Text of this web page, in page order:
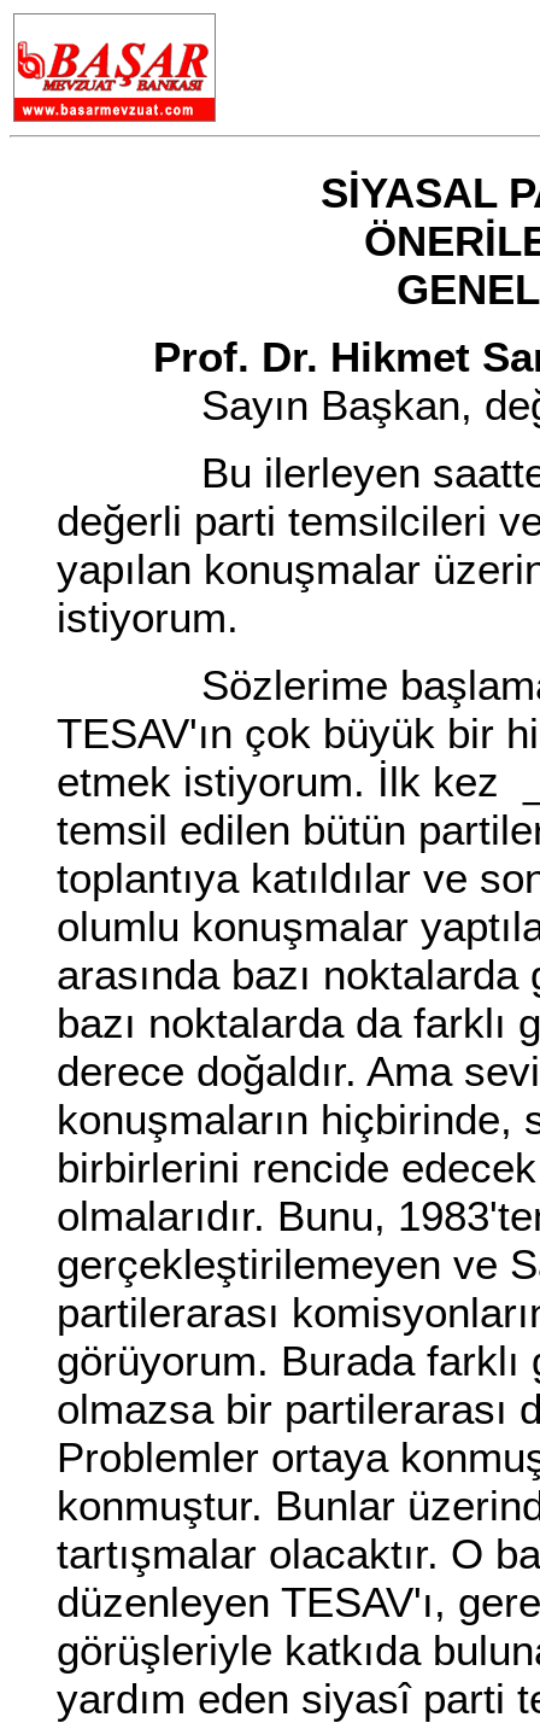
SİYASAL
GENEL
Prof. Dr. Hikmet
Sayın Başkan,
Bu ilerleyen saatte
değerli parti temsilcileri
yapılan konuşmalar
istiyorum.
Sözlerime
TESAV'ın çok büyük bir
etmek istiyorum. İlk kez
temsil edilen bütün
toplantıya katıldılar ve
olumlu konuşmalar
arasında bazı
bazı noktalarda da farklı
derece doğaldır. Ama
konuşmaların
birbirlerini rencide
olmalarıdır. Bunu,
gerçekleştirilemeyen ve
partilerarası
görüyorum. Burada
olmazsa bir partilerarası
Problemler ortaya
konmuştur. Bunlar
tartışmalar olacaktır. O
düzenleyen TESAV'ı,
görüşleriyle katkıda
yardım eden siyasî parti